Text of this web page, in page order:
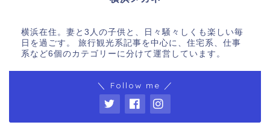
横浜在住。妻と3人の子供と、日々騒々しくも楽しい毎
日を過ごす。 旅行観光系記事を中心に、住宅系、仕事
系など6個のカテゴリーに分けて運営しています。
＼ Follow me ／